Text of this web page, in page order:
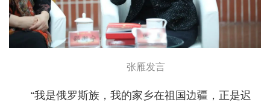
张雁发言
“我是俄罗斯族，我的家乡在祖国边疆，正是迟